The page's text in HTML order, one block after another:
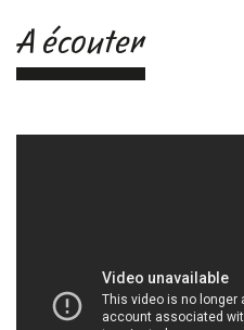
A écouter